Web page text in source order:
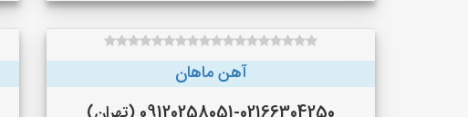
آهن ماهان